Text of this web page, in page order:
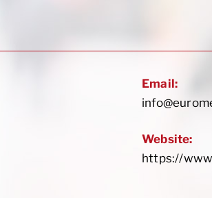
Email:
Website:
https://